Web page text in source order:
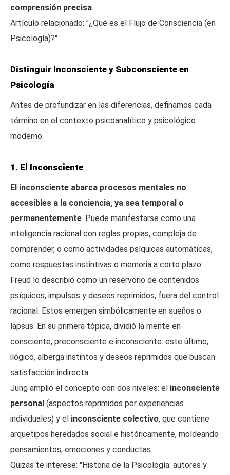
comprensión precisa.
Artículo relacionado: "¿Qué es el Flujo de Consciencia (en
Psicología)?"
Distinguir Inconsciente y Subconsciente en
Psicología
Antes de profundizar en las diferencias, definamos cada
término en el contexto psicoanalítico y psicológico
moderno.
1. El Inconsciente
El inconsciente abarca procesos mentales no
accesibles a la conciencia, ya sea temporal o
permanentemente. Puede manifestarse como una
inteligencia racional con reglas propias, compleja de
comprender, o como actividades psíquicas automáticas,
como respuestas instintivas o memoria a corto plazo.
Freud lo describió como un reservorio de contenidos
psíquicos, impulsos y deseos reprimidos, fuera del control
racional. Estos emergen simbólicamente en sueños o
lapsus. En su primera tópica, dividió la mente en
consciente, preconsciente e inconsciente: este último,
ilógico, alberga instintos y deseos reprimidos que buscan
satisfacción indirecta.
Jung amplió el concepto con dos niveles: el inconsciente
personal (aspectos reprimidos por experiencias
individuales) y el inconsciente colectivo, que contiene
arquetipos heredados social e históricamente, moldeando
pensamientos, emociones y conductas.
Quizás te interese: "Historia de la Psicología: autores y